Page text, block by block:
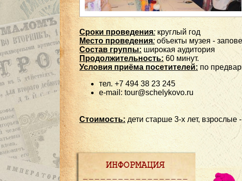
Сроки проведения: круглый год
Место проведения: объекты музея -
Состав группы: широкая аудитория
Продолжительность: 60 минут.
Условия приёма посетителей: по
тел. +7 494 38 23 245
e-mail: tour@schelykovo.ru
Стоимость: дети старше 3-х лет, взрослые
ИНФОРМАЦИЯ